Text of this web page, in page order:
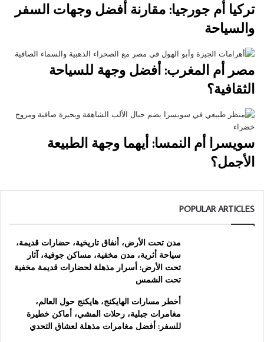
تركيا أم جورجيا: مقارنة أفضل وجهات السفر
والسياحة
مصر أم المغرب: أفضل وجهة للسياحة
الثقافية؟
سويسرا أم النمسا: أيهما وجهة الطبيعة
الأجمل؟
POPULAR ARTICLES
مدن تحت الأرض، أنفاق تاريخية، حضارات قديمة،
سياحة أثرية، مدن مخفية، مساكن جوفية، آثار
تحت الأرض: أسرار مذهلة لحضارات قديمة مخفية
تحت الشمس
أخطر مسارات الهايكنج، هايكنج حول العالم،
مغامرات جبلية، رحلات المشي، أماكن خطيرة
للسفر: أفضل مغامرات مذهلة لعشاق التحدي